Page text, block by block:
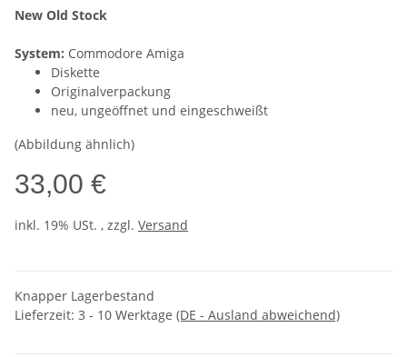
New Old Stock
System: Commodore Amiga
Diskette
Originalverpackung
neu, ungeöffnet und eingeschweißt
(Abbildung ähnlich)
33,00 €
inkl. 19% USt. , zzgl. Versand
Knapper Lagerbestand
Lieferzeit: 3 - 10 Werktage (DE - Ausland abweichend)